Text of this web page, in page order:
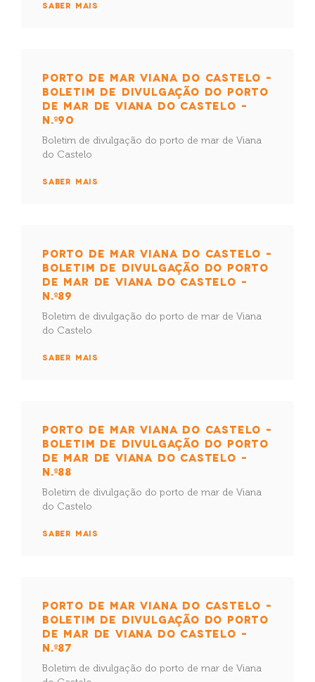
SABER MAIS
PORTO DE MAR VIANA DO CASTELO –
BOLETIM DE DIVULGAÇÃO DO PORTO
DE MAR DE VIANA DO CASTELO –
N.º90
Boletim de divulgação do porto de mar de Viana
do Castelo
SABER MAIS
PORTO DE MAR VIANA DO CASTELO –
BOLETIM DE DIVULGAÇÃO DO PORTO
DE MAR DE VIANA DO CASTELO –
N.º89
Boletim de divulgação do porto de mar de Viana
do Castelo
SABER MAIS
PORTO DE MAR VIANA DO CASTELO –
BOLETIM DE DIVULGAÇÃO DO PORTO
DE MAR DE VIANA DO CASTELO –
N.º88
Boletim de divulgação do porto de mar de Viana
do Castelo
SABER MAIS
PORTO DE MAR VIANA DO CASTELO –
BOLETIM DE DIVULGAÇÃO DO PORTO
DE MAR DE VIANA DO CASTELO –
N.º87
Boletim de divulgação do porto de mar de Viana